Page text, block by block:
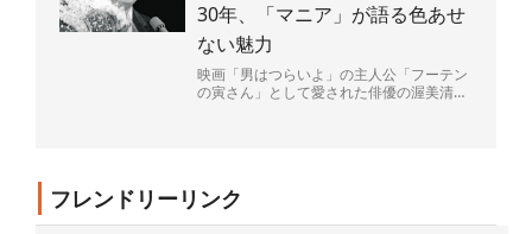
30年、「マニア」が語る色あせ
ない魅力
映画「男はつらいよ」の主人公「フーテン
の寅さん」として愛された俳優の渥美清さ
フレンドリーリンク